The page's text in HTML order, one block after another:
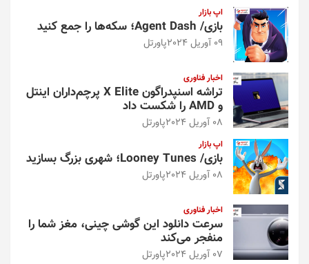
اپ بازار
بازی/ Agent Dash؛ سکه‌ها را جمع کنید
09 آوریل 2024 پاورتل
اخبار فناوری
تراشه اسنپدراگون X Elite پرچم‌داران اینتل
و AMD را شکست داد
08 آوریل 2024 پاورتل
اپ بازار
بازی/ Looney Tunes؛ شهری بزرگ بسازید
08 آوریل 2024 پاورتل
اخبار فناوری
سرعت دانلود این گوشی چینی، مغز شما را
منفجر می‌کند
07 آوریل 2024 پاورتل